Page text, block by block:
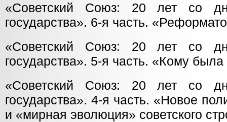
«Советский Союз: 20 лет со
государства». 6-я часть.
«Советский Союз: 20 лет со
государства». 5-я часть. «Кому
«Советский Союз: 20 лет со
государства». 4-я часть. «Новое
и «мирная эволюция» советского